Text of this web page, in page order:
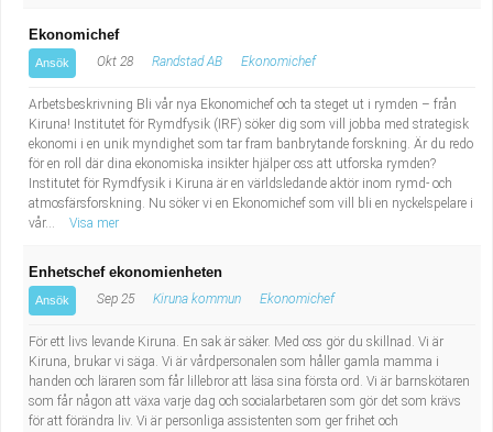
Kropps- och skönhetsvård
Kultur, media, design
Militärt arbete
Naturbruk
Pedagogiskt arbete
Sanering och renhållning
Socialt arbete
Budbilsförare
Tidningsbud/Tidningsdistributör
Lärare i fritidshem/Fritidspedagog
Taxiförare/Taxichaufför
sekreterare
Lastbilsförare m.fl.
Fastighetsskötare
Ekonomichef
Ansök Okt 28 Randstad AB Ekonomichef
Arbetsbeskrivning Bli vår nya Ekonomichef och ta steget ut i rymden – från
Kiruna! Institutet för Rymdfysik (IRF) söker dig som vill jobba med strategisk
ekonomi i en unik myndighet som tar fram banbrytande forskning. Är du redo
för en roll där dina ekonomiska insikter hjälper oss att utforska rymden?
Institutet för Rymdfysik i Kiruna är en världsledande aktör inom rymd- och
atmosfärsforskning. Nu söker vi en Ekonomichef som vill bli en nyckelspelare i
vår...
Visa mer
Enhetschef ekonomienheten
Ansök Sep 25 Kiruna kommun Ekonomichef
För ett livs levande Kiruna. En sak är säker. Med oss gör du skillnad. Vi är
Kiruna, brukar vi säga. Vi är vårdpersonalen som håller gamla mamma i
handen och läraren som får lillebror att läsa sina första ord. Vi är barnskötaren
som får någon att växa varje dag och socialarbetaren som gör det som krävs
för att förändra liv. Vi är personliga assistenten som ger frihet och